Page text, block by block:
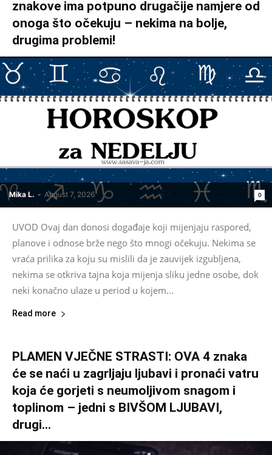
znakove ima potpuno drugačije namjere od
onoga što očekuju – nekima na bolje,
drugima problemi!
Mika L. - August 7, 2026 0
UVOD Ovaj dan donosi događaje koji mijenjaju raspored,
planove i odnose brže nego što mnogi očekuju. Nekima se
vraća prilika za koju su mislili da je zauvijek izgubljena,
nekima se otkriva tajna koja mijenja sliku jedne osobe, dok
neki konačno ulaze u period u kojem...
Read more
PLAMEN VJEČNE STRASTI: OVA 4 znaka
će se naći u zagrljaju ljubavi i pronaći vatru
koja će gorjeti s neumoljivom snagom i
toplinom – jedni s BIVŠOM LJUBAVI,
drugi...